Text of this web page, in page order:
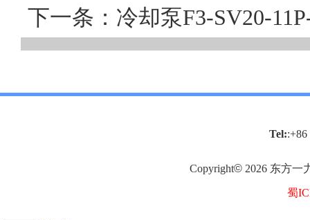
下一条：冷却泵F3-SV20-
Tel::+86
Copyright© 2026 东方一
蜀